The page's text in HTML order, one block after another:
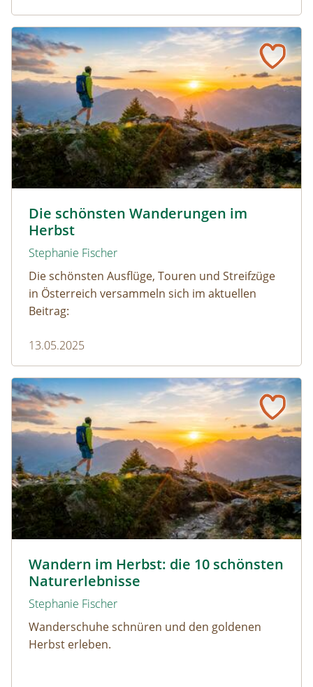
Die schönsten Wanderungen im
Herbst
Stephanie Fischer
Die schönsten Ausflüge, Touren und Streifzüge
in Österreich versammeln sich im aktuellen
Beitrag:
13.05.2025
Die schönsten Wanderungen im Herbst
Wandern im Herbst: die 10 schönsten
Naturerlebnisse
Stephanie Fischer
Wanderschuhe schnüren und den goldenen
Herbst erleben.
Wandern im Herbst: die 10 schönsten Naturerlebnisse